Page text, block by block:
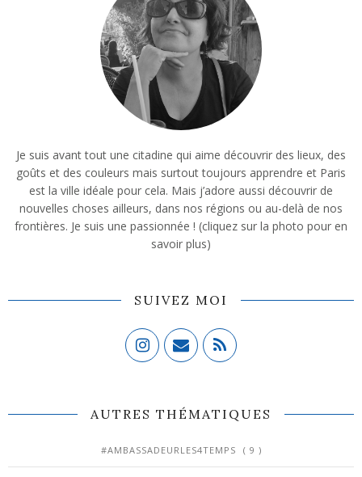
Je suis avant tout une citadine qui aime découvrir des lieux, des
goûts et des couleurs mais surtout toujours apprendre et Paris
est la ville idéale pour cela. Mais j’adore aussi découvrir de
nouvelles choses ailleurs, dans nos régions ou au-delà de nos
frontières. Je suis une passionnée ! (cliquez sur la photo pour en
savoir plus)
SUIVEZ MOI
AUTRES THÉMATIQUES
#AMBASSADEURLES4TEMPS ( 9 )